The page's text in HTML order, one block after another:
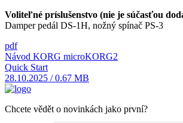
Voliteľné príslušenstvo (nie je súčasťou
Damper pedál DS-1H, nožný spínač PS-3
pdf
Návod KORG microKORG2
Quick Start
28.10.2025 / 0.67 MB
Chcete vědět o novinkách jako první?